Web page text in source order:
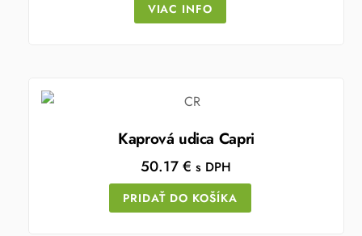
VIAC INFO
Kaprová udica Capri
50.17€ s DPH
PRIDAŤ DO KOŠÍKA